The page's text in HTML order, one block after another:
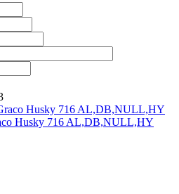
Husky 716 AL,DB,NULL,HY